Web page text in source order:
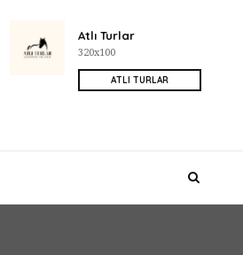
Atlı Turlar
320x100
ATLI TURLAR